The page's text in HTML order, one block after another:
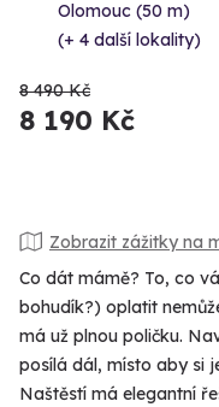
Olomouc (50 m)
(+ 4 další lokality)
8 490 Kč
8 190 Kč
Zobrazit zážitky na
Co dát mámě? To, co
bohudík?) oplatit
má už plnou poličku.
posílá dál, místo aby si
Naštěstí má elegantní